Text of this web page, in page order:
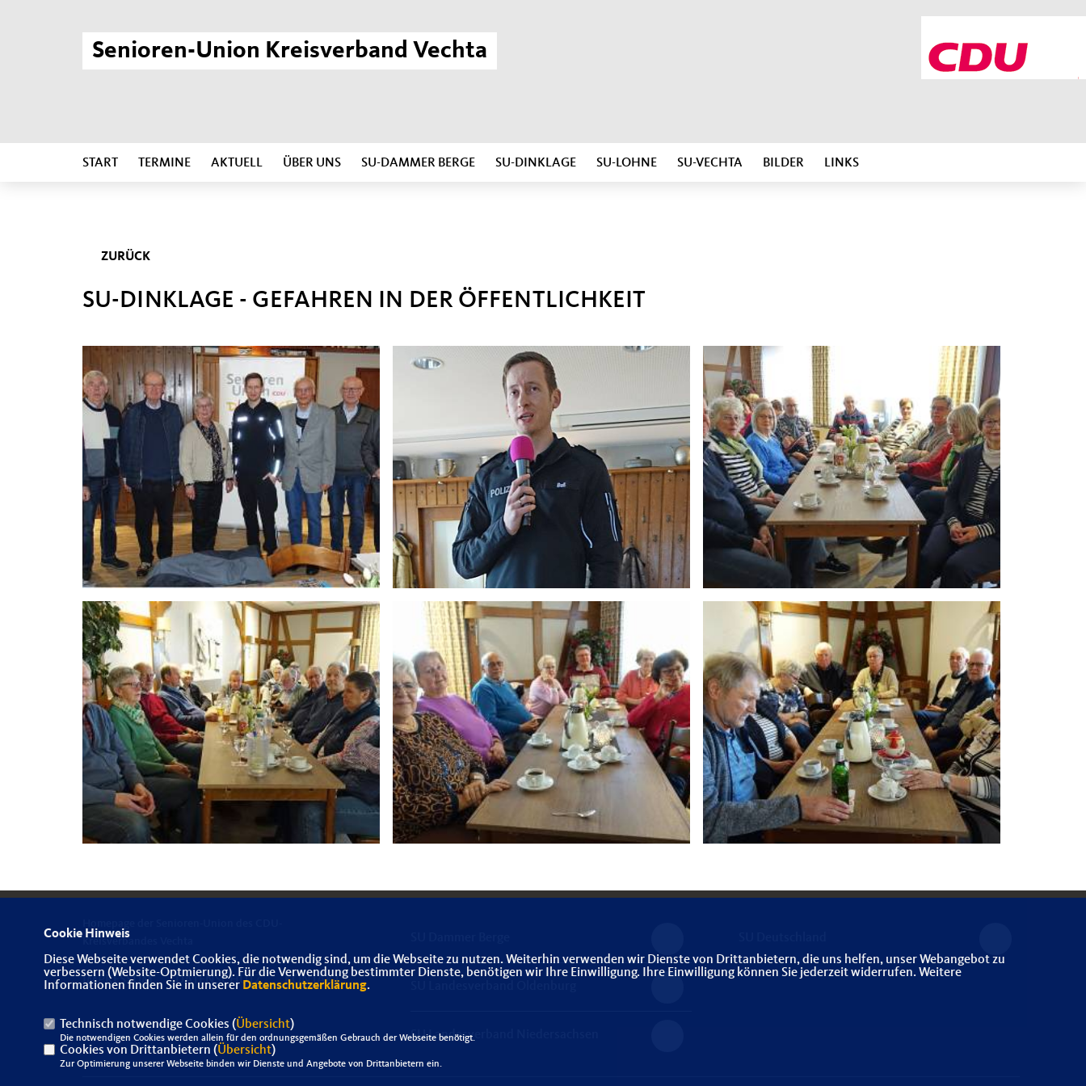
Senioren-Union Kreisverband Vechta
START TERMINE AKTUELL ÜBER UNS SU-DAMMER BERGE SU-DINKLAGE SU-LOHNE SU-VECHTA BILDER LINKS
ZURÜCK
SU-DINKLAGE - GEFAHREN IN DER ÖFFENTLICHKEIT
IMPRESSUM DATENSCHUTZ KONTAKT
SU Landesverband Niedersachsen
Cookie Hinweis
Diese Webseite verwendet Cookies, die notwendig sind, um die Webseite zu nutzen. Weiterhin verwenden wir Dienste von Drittanbietern, die uns helfen, unser Webangebot zu
verbessern (Website-Optmierung). Für die Verwendung bestimmter Dienste, benötigen wir Ihre Einwilligung. Ihre Einwilligung können Sie jederzeit widerrufen. Weitere
Informationen finden Sie in unserer Datenschutzerklärung.
Technisch notwendige Cookies (Übersicht)
Die notwendigen Cookies werden allein für den ordnungsgemäßen Gebrauch der Webseite benötigt.
Cookies von Drittanbietern (Übersicht)
Zur Optimierung unserer Webseite binden wir Dienste und Angebote von Drittanbietern ein.